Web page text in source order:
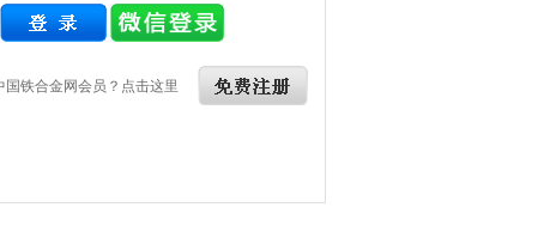
国铁合金网会员？点击这里